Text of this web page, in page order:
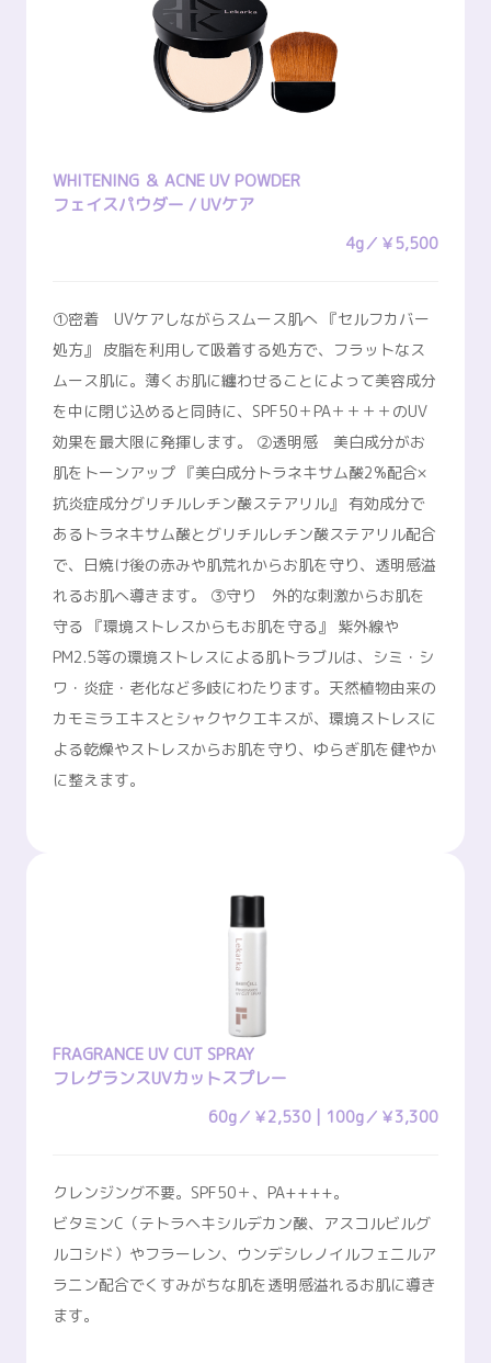
WHITENING ＆ ACNE UV POWDER
フェイスパウダー / UVケア
4g／￥5,500
➀密着 UVケアしながらスムース肌へ 『セルフカバー
処方』 皮脂を利用して吸着する処方で、フラットなス
ムース肌に。薄くお肌に纏わせることによって美容成分
を中に閉じ込めると同時に、SPF50＋PA＋＋＋＋のUV
効果を最大限に発揮します。 ➁透明感 美白成分がお
肌をトーンアップ 『美白成分トラネキサム酸2%配合×
抗炎症成分グリチルレチン酸ステアリル』 有効成分で
あるトラネキサム酸とグリチルレチン酸ステアリル配合
で、日焼け後の赤みや肌荒れからお肌を守り、透明感溢
れるお肌へ導きます。 ③守り 外的な刺激からお肌を
守る 『環境ストレスからもお肌を守る』 紫外線や
PM2.5等の環境ストレスによる肌トラブルは、シミ・シ
ワ・炎症・老化など多岐にわたります。天然植物由来の
カモミラエキスとシャクヤクエキスが、環境ストレスに
よる乾燥やストレスからお肌を守り、ゆらぎ肌を健やか
に整えます。
FRAGRANCE UV CUT SPRAY
フレグランスUVカットスプレー
60g／￥2,530 | 100g／￥3,300
クレンジング不要。SPF50＋、PA++++。
ビタミンC（テトラヘキシルデカン酸、アスコルビルグ
ルコシド）やフラーレン、ウンデシレノイルフェニルア
ラニン配合でくすみがちな肌を透明感溢れるお肌に導き
ます。